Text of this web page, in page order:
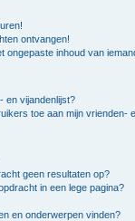
ontvangen!
ongepaste inhoud van
en vijandenlijst?
toe aan mijn vrienden-
geen resultaten op?
in een lege pagina?
en onderwerpen vinden?